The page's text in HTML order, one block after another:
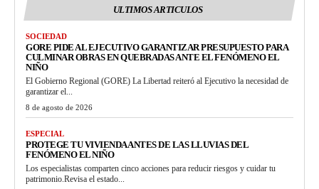
ULTIMOS ARTICULOS
SOCIEDAD
GORE PIDE AL EJECUTIVO GARANTIZAR PRESUPUESTO PARA
CULMINAR OBRAS EN QUEBRADAS ANTE EL FENÓMENO EL
NIÑO
El Gobierno Regional (GORE) La Libertad reiteró al Ejecutivo la necesidad de
garantizar el...
8 de agosto de 2026
ESPECIAL
PROTEGE TU VIVIENDA ANTES DE LAS LLUVIAS DEL
FENÓMENO EL NIÑO
Los especialistas comparten cinco acciones para reducir riesgos y cuidar tu
patrimonio.Revisa el estado...